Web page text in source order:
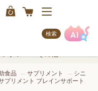
検索
食品 サプリメント
シニ
プリメント ブレインサポート